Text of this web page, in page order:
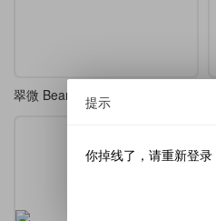
提示
你掉线了，请重新登录